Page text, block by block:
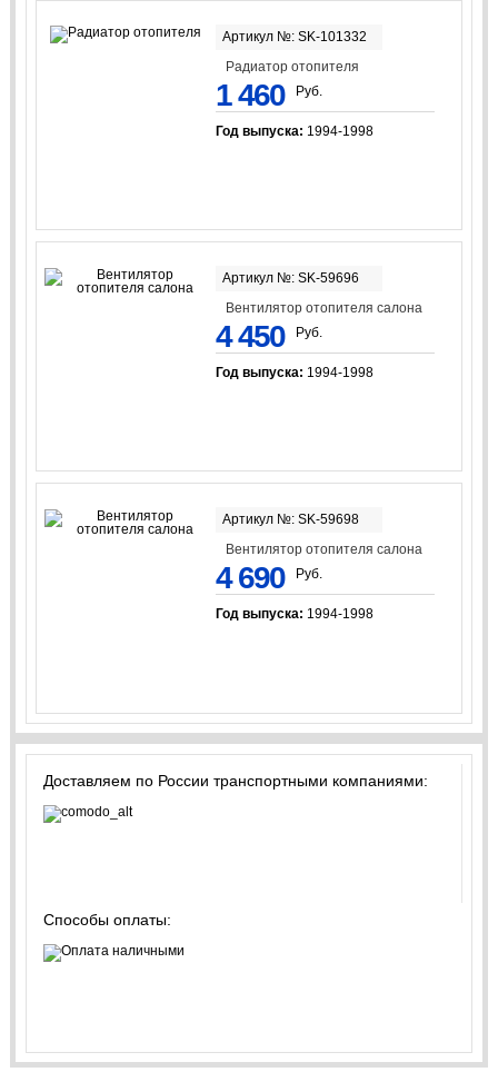
Артикул №: SK-101332
Радиатор отопителя
1 460 Руб.
Год выпуска: 1994-1998
Артикул №: SK-59696
Вентилятор отопителя салона
4 450 Руб.
Год выпуска: 1994-1998
Артикул №: SK-59698
Вентилятор отопителя салона
4 690 Руб.
Год выпуска: 1994-1998
Доставляем по России транспортными компаниями:
Способы оплаты: